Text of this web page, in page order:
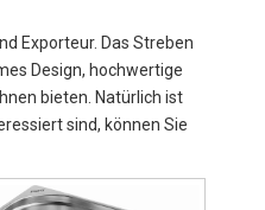
Exporteur. Das Streben
Design, hochwertige
bieten. Natürlich ist
sind, können Sie